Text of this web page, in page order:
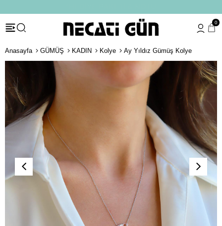
0
Anasayfa GÜMÜŞ KADIN Kolye Ay Yıldız Gümüş Kolye